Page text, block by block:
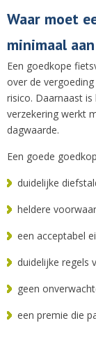
Waar moet
minimaal
Een goedkope
over de
risico. Daarnaast
verzekering werkt
dagwaarde.
Een goede
duidelijke
heldere
een acceptabel
duidelijke regels
geen
een premie die